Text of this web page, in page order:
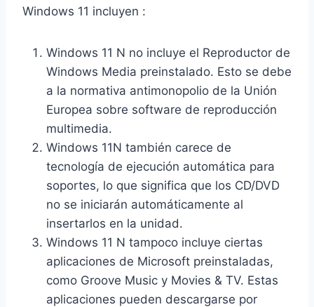
:
4
1
.
2
2
.
3
5
9
Windows 11 incluyen :
Windows 11 N no incluye el Reproductor de
Windows Media preinstalado. Esto se debe
a la normativa antimonopolio de la Unión
Europea sobre software de reproducción
multimedia.
Windows 11N también carece de
tecnología de ejecución automática para
soportes, lo que significa que los CD/DVD
no se iniciarán automáticamente al
insertarlos en la unidad.
Windows 11 N tampoco incluye ciertas
aplicaciones de Microsoft preinstaladas,
como Groove Music y Movies & TV. Estas
aplicaciones pueden descargarse por